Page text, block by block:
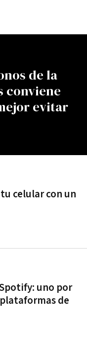
de la
conviene
evitar
celular con un
uno por
de